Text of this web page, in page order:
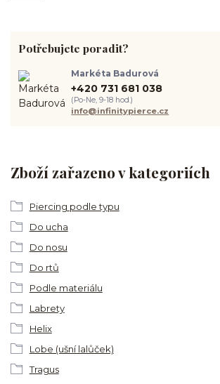
Zboží zařazeno v kategoriích
Piercing podle typu
Do ucha
Do nosu
Do rtů
Podle materiálu
Labrety
Helix
Lobe (ušní lalůček)
Tragus
Potřebujete poradit?
Markéta Badurová
+420 731 681 038
(Po-Ne, 9-18 hod.)
info@infinitypierce.cz